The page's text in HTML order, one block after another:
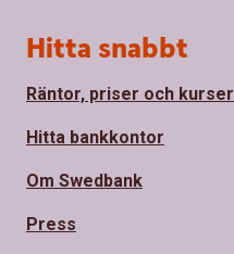
Hitta snabbt
Räntor, priser och kurser
Hitta bankkontor
Om Swedbank
Press